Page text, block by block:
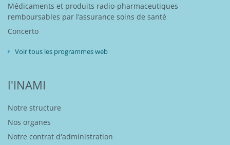
Médicaments et produits radio-pharmaceutiques
remboursables par l’assurance soins de santé
Concerto
Voir tous les programmes web
l'INAMI
Notre structure
Nos organes
Notre contrat d'administration